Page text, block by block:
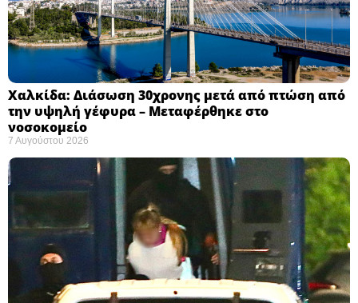
Χαλκίδα: Διάσωση 30χρονης μετά από πτώση από
την υψηλή γέφυρα – Μεταφέρθηκε στο
νοσοκομείο ​
7 Αυγούστου 2026